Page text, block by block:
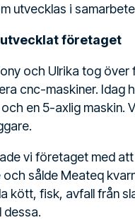
utvecklas i
utvecklat företaget
och Ulrika tog
cnc-maskiner. Idag
en 5-axlig maskin.
vi företaget med
sålde Meateq
kött, fisk, avfall från
dessa.